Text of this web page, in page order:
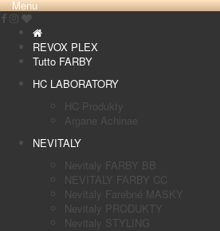
Menu
REVOX PLEX
Tutto FARBY
HC LABORATORY
HC Produkty
Argane Achinae
NEVITALY
Nevitaly FARBY BB
NEVITALY FARBY CC
Nevitaly Farebné MASKY
Nevitaly PRODUKTY
Nevitaly STYLING